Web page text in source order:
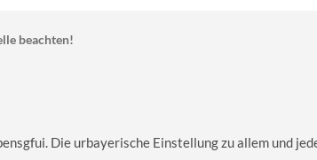
beachten!
Die urbayerische Einstellung zu allem und